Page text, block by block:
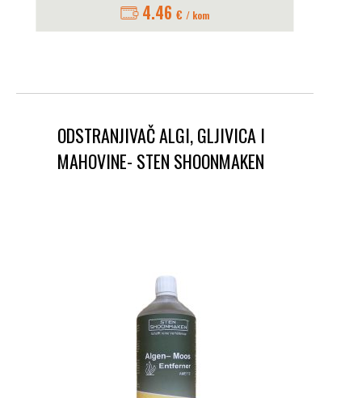
4.46 € / kom
ODSTRANJIVAČ ALGI, GLJIVICA I
MAHOVINE- STEN SHOONMAKEN